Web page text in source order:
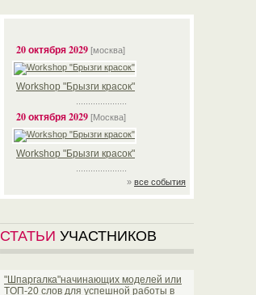
20 октября 2029 [москва]
Workshop "Брызги красок"
20 октября 2029 [Москва]
Workshop "Брызги красок"
» все события
СТАТЬИ УЧАСТНИКОВ
"Шпаргалка"начинающих моделей или
TOП-20 слов для успешной работы в